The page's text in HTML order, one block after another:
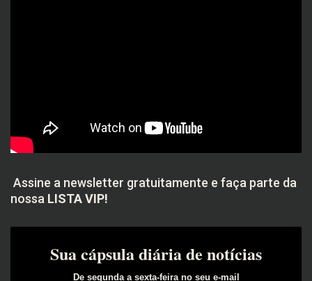
Assine a newsletter gratuitamente e faça parte da
nossa LISTA VIP!
Sua cápsula diária de notícias
De segunda a sexta-feira no seu e-mail